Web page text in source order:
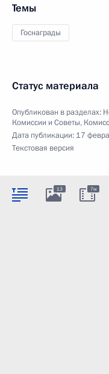
Темы
Госнаграды
Статус материала
Опубликован в разделах:
Комиссии и Советы,
Дата публикации: 17
Текстовая версия
13 7м